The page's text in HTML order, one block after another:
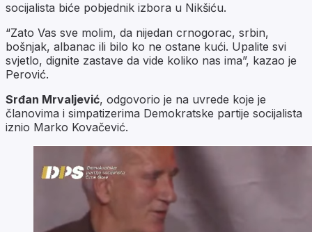
socijalista biće pobjednik izbora u Nikšiću.
“Zato Vas sve molim, da nijedan crnogorac, srbin,
bošnjak, albanac ili bilo ko ne ostane kući. Upalite svi
svjetlo, dignite zastave da vide koliko nas ima”, kazao je
Perović.
Srđan Mrvaljević, odgovorio je na uvrede koje je
članovima i simpatizerima Demokratske partije socijalista
iznio Marko Kovačević.